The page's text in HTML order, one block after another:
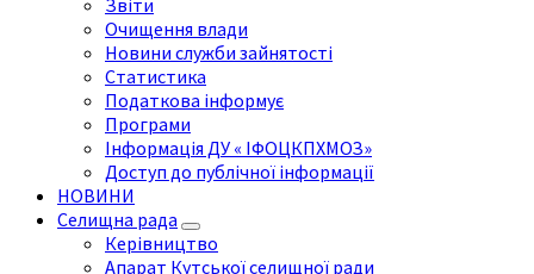
Звіти
Очищення влади
Новини служби зайнятості
Статистика
Податкова інформує
Програми
Інформація ДУ « ІФОЦКПХМОЗ»
Доступ до публічної інформації
НОВИНИ
Селищна рада
Керівництво
Апарат Кутської селищної ради